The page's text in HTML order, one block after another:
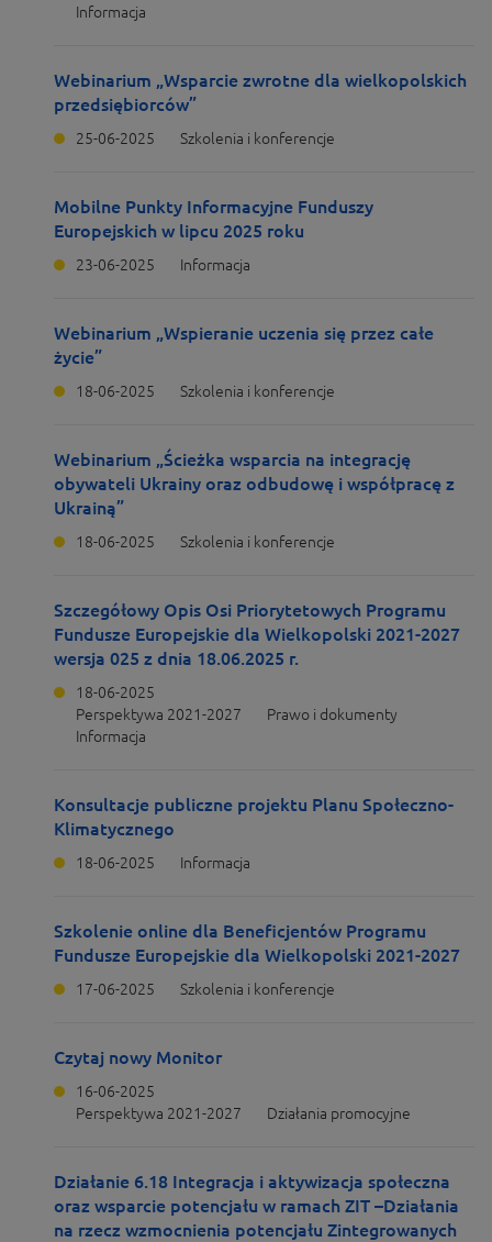
Informacja
Webinarium „Wsparcie zwrotne dla wielkopolskich
przedsiębiorców”
25-06-2025 Szkolenia i konferencje
Mobilne Punkty Informacyjne Funduszy
Europejskich w lipcu 2025 roku
23-06-2025 Informacja
Webinarium „Wspieranie uczenia się przez całe
życie”
18-06-2025 Szkolenia i konferencje
Webinarium „Ścieżka wsparcia na integrację
obywateli Ukrainy oraz odbudowę i współpracę z
Ukrainą”
18-06-2025 Szkolenia i konferencje
Szczegółowy Opis Osi Priorytetowych Programu
Fundusze Europejskie dla Wielkopolski 2021-2027
wersja 025 z dnia 18.06.2025 r.
18-06-2025
Perspektywa 2021-2027
Prawo i dokumenty
Informacja
Konsultacje publiczne projektu Planu Społeczno-
Klimatycznego
18-06-2025 Informacja
Szkolenie online dla Beneficjentów Programu
Fundusze Europejskie dla Wielkopolski 2021-2027
17-06-2025 Szkolenia i konferencje
Czytaj nowy Monitor
16-06-2025
Perspektywa 2021-2027
Działania promocyjne
Działanie 6.18 Integracja i aktywizacja społeczna
oraz wsparcie potencjału w ramach ZIT –Działania
na rzecz wzmocnienia potencjału Zintegrowanych